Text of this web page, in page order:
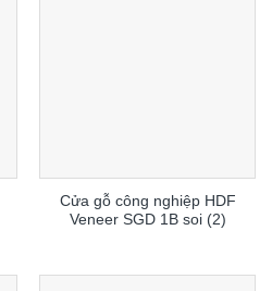
Cửa gỗ công nghiệp HDF
Veneer SGD 1B soi (2)